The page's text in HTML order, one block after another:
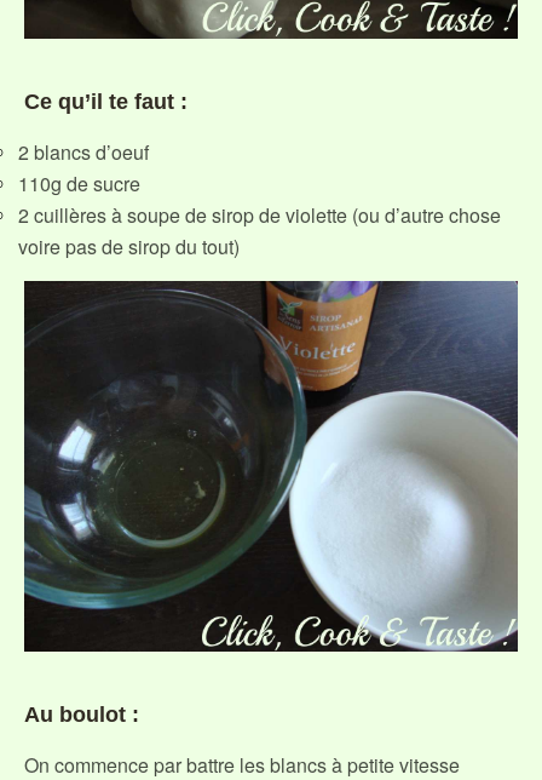
Ce qu’il te faut :
2 blancs d’oeuf
110g de sucre
2 cuillères à soupe de sirop de violette (ou d’autre chose
voire pas de sirop du tout)
Au boulot :
On commence par battre les blancs à petite vitesse